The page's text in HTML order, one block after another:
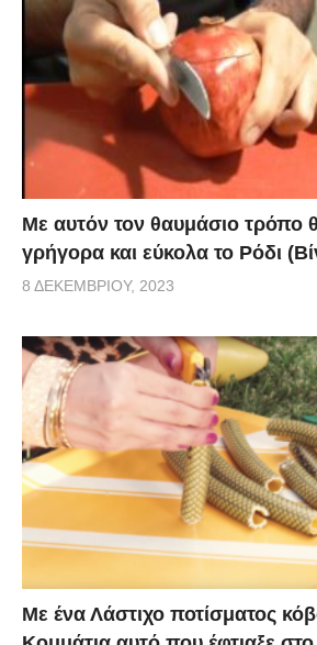
Με αυτόν τον θαυμάσιο τρόπο
γρήγορα και εύκολα το Ρόδι
8 ΔΕΚΕΜΒΡΊΟΥ, 2023
Με ένα Λάστιχο ποτίσματος